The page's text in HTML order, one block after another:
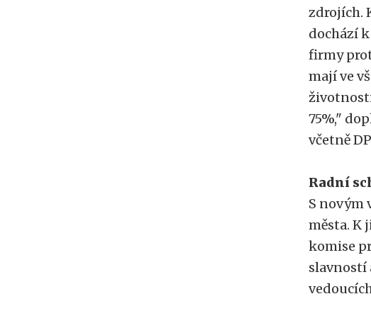
zdrojích.
dochází
firmy
mají ve
75%,"
včetně
Radní
S novým
města. K
komise
slavností